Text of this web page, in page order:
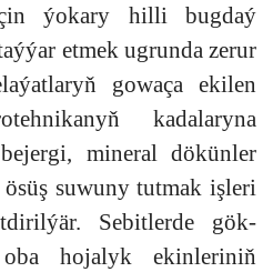
ýokary hilli bugdaý
etmek ugrunda zerur
gowaça ekilen
kadalaryna
mineral dökünler
suwuny tutmak işleri
Sebitlerde gök-
hojalyk ekinleriniň